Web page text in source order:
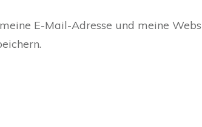
E-Mail-Adresse und meine